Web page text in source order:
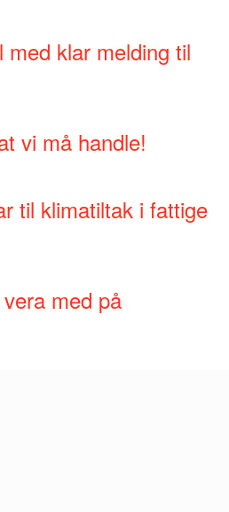
med klar melding til
vi må handle!
til klimatiltak i fattige
med på